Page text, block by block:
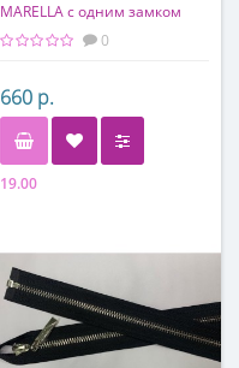
MARELLA с одним замком
0
660 р.
19.00